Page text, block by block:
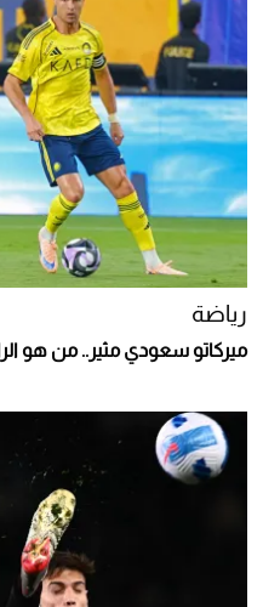
رياضة
ميركاتو سعودي مثير.. من هو